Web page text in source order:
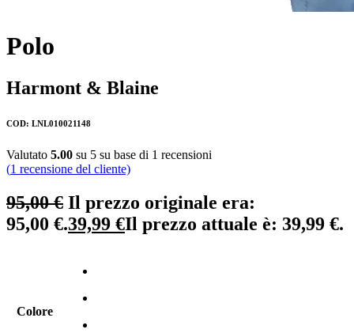
Polo
Harmont & Blaine
COD: LNL010021148
Valutato 5.00 su 5 su base di 1 recensioni
(1 recensione del cliente)
95,00€ Il prezzo originale era:
95,00 €.39,99 €Il prezzo attuale è: 39,99 €.
Colore